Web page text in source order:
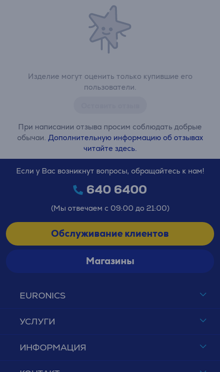
Изделие могут оценить только купившие его
пользователи.
При написании отзыва просим соблюдать добрые
обычаи. Дополнительную информацию об отзывах
читайте здесь.
EURONICS
УСЛУГИ
ИНФОРМАЦИЯ
Если у Вас возникнут вопросы, обращайтесь к нам!
640 6400
(Мы отвечаем с 09:00 до 21:00)
Обслуживание клиентов
Магазины